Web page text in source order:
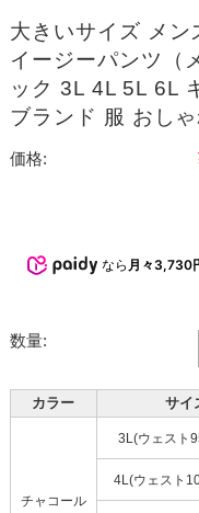
大きいサイズ メ
イージーパンツ（
ック 3L 4L 5L 6L
ブランド 服 おし
価格:
なら 月々3,730
数量:
カラー サイ
チャコール
3L(ウェスト
4L(ウェスト